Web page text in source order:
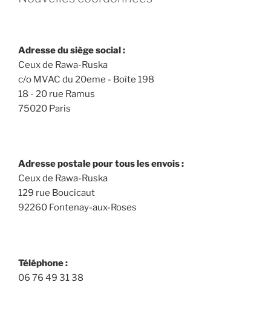
Adresse du siège social :
Ceux de Rawa-Ruska
c/o MVAC du 20eme - Boîte 198
18 - 20 rue Ramus
75020 Paris
Adresse postale pour tous les envois :
Ceux de Rawa-Ruska
129 rue Boucicaut
92260 Fontenay-aux-Roses
Téléphone :
06 76 49 31 38